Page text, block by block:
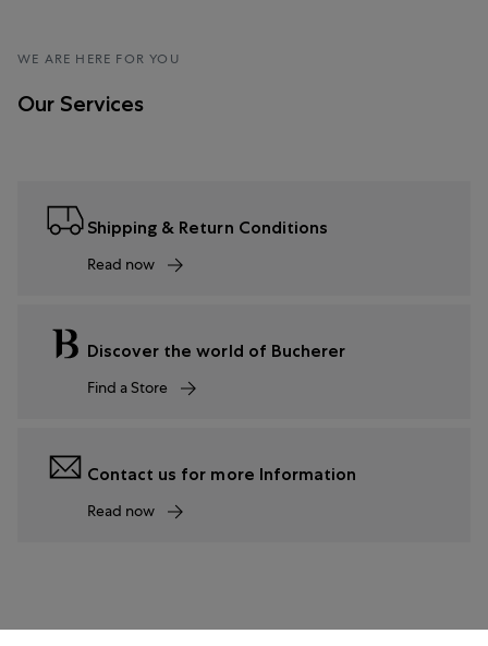
WE ARE HERE FOR YOU
Our Services
Shipping & Return Conditions
Read now
Discover the world of Bucherer
Find a Store
Contact us for more Information
Read now